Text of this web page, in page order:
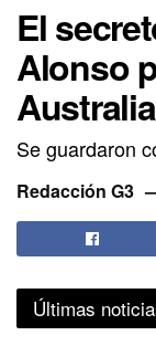
El
Alonso
Australia
Se guardaron
Redacción G3
Últimas